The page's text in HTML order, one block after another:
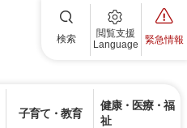
検索
閲覧支援
Language
緊急情報
子育て・教育
健康・医療・福
祉